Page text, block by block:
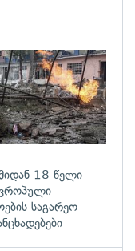
18 წელი
საგარეო